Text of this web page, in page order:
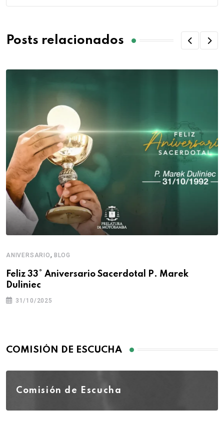
Posts relacionados
ANIVERSARIO, BLOG
Feliz 33° Aniversario Sacerdotal P. Marek
Duliniec
31/10/2025
COMISIÓN DE ESCUCHA
Comisión de Escucha